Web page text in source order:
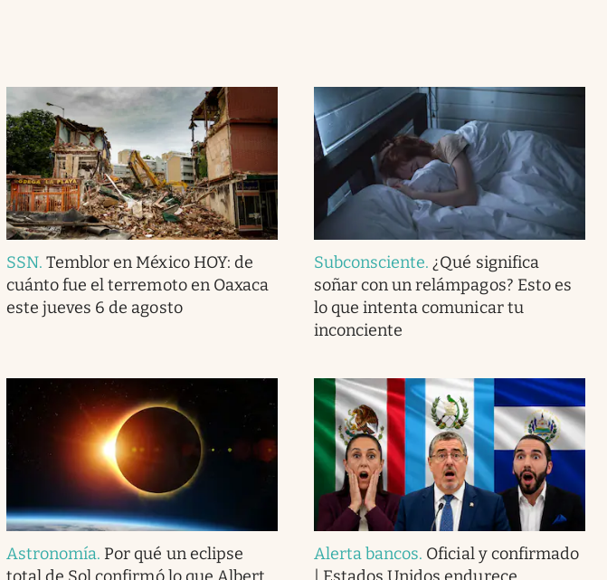
SSN.Temblor en México HOY: de
cuánto fue el terremoto en Oaxaca
este jueves 6 de agosto
Subconsciente. ¿Qué significa
soñar con un relámpagos? Esto es
lo que intenta comunicar tu
inconciente
Astronomía. Por qué un eclipse
total de Sol confirmó lo que Albert
Alerta bancos. Oficial y confirmado
| Estados Unidos endurece